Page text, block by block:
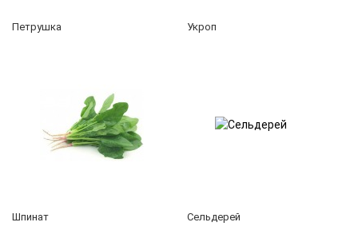
Петрушка Укроп
Шпинат Сельдерей